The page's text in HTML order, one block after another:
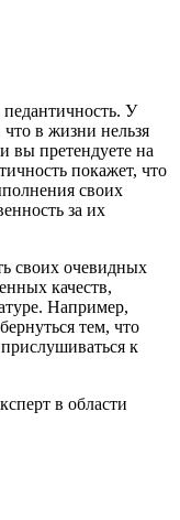
У
что в жизни нельзя
вы претендуете на
покажет, что
своих
за их
своих очевидных
качеств,
Например,
тем, что
к